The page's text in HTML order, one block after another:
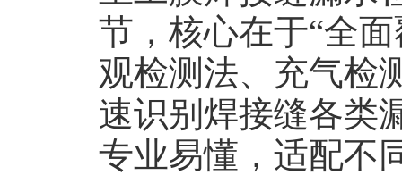
节，核心在于“全
观检测法、充气检
速识别焊接缝各类
专业易懂，适配不